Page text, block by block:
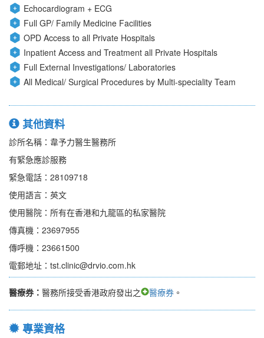
Echocardiogram + ECG
Full GP/ Family Medicine Facilities
OPD Access to all Private Hospitals
Inpatient Access and Treatment all Private Hospitals
Full External Investigations/ Laboratories
All Medical/ Surgical Procedures by Multi-speciality Team
其他資料
診所名稱：韋予力醫生醫務所
有緊急應診服務
緊急電話：28109718
使用語言：英文
使用醫院：所有在香港和九龍區的私家醫院
傳真機：23697955
傳呼機：23661500
電郵地址：tst.clinic@drvio.com.hk
醫療券： 醫務所接受香港政府發出之 醫療券 。
專業資格